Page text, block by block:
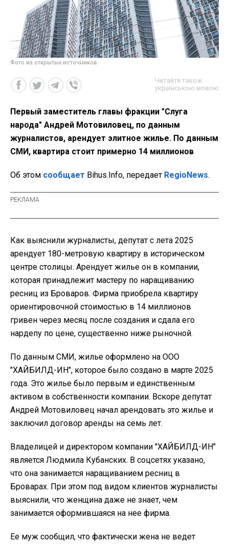
Фото из открытых источников
Читайте також
українською мовою
Первый заместитель главы фракции "Слуга
народа" Андрей Мотовиловец, по данным
журналистов, арендует элитное жилье. По данным
СМИ, квартира стоит примерно 14 миллионов
Об этом сообщает Bihus.Info, передает RegioNews.
Как выяснили журналисты, депутат с лета 2025
арендует 180-метровую квартиру в историческом
центре столицы. Арендует жилье он в компании,
которая принадлежит мастеру по наращиванию
ресниц из Броваров. Фирма приобрела квартиру
ориентировочной стоимостью в 14 миллионов
гривен через месяц после создания и сдала его
нардепу по цене, существенно ниже рыночной.
По данным СМИ, жилье оформлено на ООО
"ХАЙБИЛД-ИН", которое было создано в марте 2025
года. Это жилье было первым и единственным
активом в собственности компании. Вскоре депутат
Андрей Мотовиловец начал арендовать это жилье и
заключил договор аренды на семь лет.
Владелицей и директором компании "ХАЙБИЛД-ИН"
является Людмила Кубанских. В соцсетях указано,
что она занимается наращиванием ресниц в
Броварах. При этом под видом клиентов журналисты
выяснили, что женщина даже не знает, чем
занимается оформившаяся на нее фирма.
Ее муж сообщил, что фактически жена не ведет